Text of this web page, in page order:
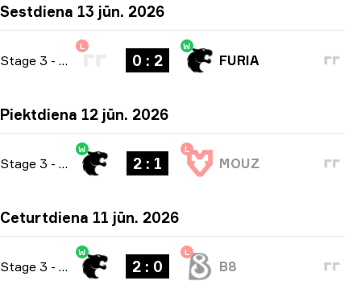
Sestdiena 13 jūn. 2026
Stage 3 - bo3
L
0 : 2
W
FURIA
Piektdiena 12 jūn. 2026
Stage 3 - bo3
W
2 : 1
L
MOUZ
Ceturtdiena 11 jūn. 2026
Stage 3 - bo3
W
2 : 0
L
B8